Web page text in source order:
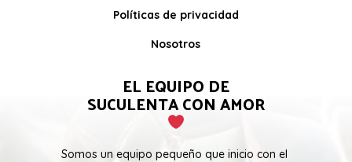
Políticas de privacidad
Nosotros
EL EQUIPO DE
SUCULENTA CON AMOR
Somos un equipo pequeño que inicio con el